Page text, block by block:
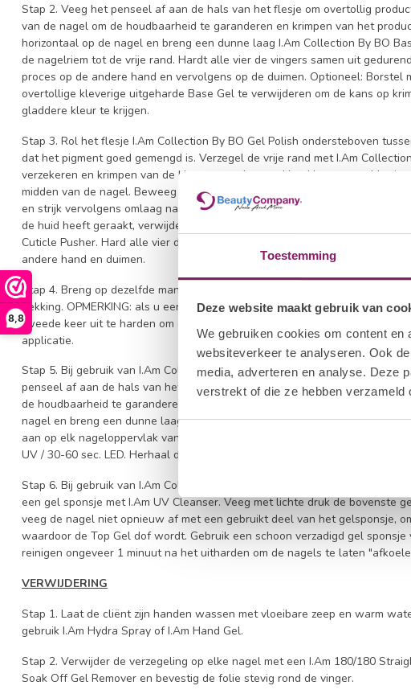
Toestemming
Deze website maakt gebruik van
We gebruiken cookies om content
websiteverkeer te analyseren. Ook
media, adverteren en analyse. Deze
verstrekt of die ze hebben
8,8
Stap 2. Veeg het penseel af aan de hals van het flesje om overtollig
van de nagel om de houdbaarheid te garanderen en krimpen van het
horizontaal op de nagel en breng een dunne laag I.Am Collection By BO
de nagelriem tot de vrije rand. Hardt alle vier de vingers samen uit
proces op de andere hand en vervolgens op de duimen. Optioneel: Borstel
overtollige kleverige uitgeharde Base Gel te verwijderen om de kans op
gladdere kleur te krijgen.
Stap 3. Rol het flesje I.Am Collection By BO Gel Polish ondersteboven
dat het pigment goed gemengd is. Verzegel de vrije rand met I.Am
verzekeren en krimpen van de kleur te voorkomen. Houd het penseel
midden van de nagel. Beweeg het penseel vanuit het midden van de nagel
en strijk vervolgens omlaag naar de vrije rand. Zorg ervoor dat de gelpolish
de huid heeft geraakt, verwijder dit dan voor het uitharden van de nagel
Cuticle Pusher. Hard alle vier de nagels gedurende 120 sec. UV / 30-60
andere hand en duimen.
Stap 4. Breng op dezelfde manier een tweede dunne laag gelpolish aan.
dekking. OPMERKING: als u een sterk gepigmenteerde tint of een andere
tweede keer uit te harden om er zeker van te zijn dat de kleur volledig
applicatie.
Stap 5. Bij gebruik van I.Am Collection By BO No Wipe Top Gel of I.Am
penseel af aan de hals van het flesje om overtollig product te verwijderen.
de houdbaarheid te garanderen en krimpen van het product te voorkomen.
nagel en breng een dunne laag I.Am Collection By BO No Wipe Top Gel of
aan op elk nageloppervlak van alle vier de nagels van één hand. Hard alle
UV / 30-60 sec. LED. Herhaal dit op de andere hand en eindig met de duim.
Stap 6. Bij gebruik van I.Am Collection By BO Sticky Top Gel zal het nodig
een gel sponsje met I.Am UV Cleanser. Veeg met lichte druk de bovenste
veeg de nagel niet opnieuw af met een gebruikt deel van het gelsponsje,
waardoor de Top Gel dof wordt. Gebruik een schoon verzadigd gel
reinigen ongeveer 1 minuut na het uitharden om de nagels te laten
VERWIJDERING
Stap 1. Laat de cliënt zijn handen wassen met vloeibare zeep en warm
gebruik I.Am Hydra Spray of I.Am Hand Gel.
Stap 2. Verwijder de verzegeling op elke nagel met een I.Am 180/180
Soak Off Gel Remover en bevestig de folie stevig rond de vinger.